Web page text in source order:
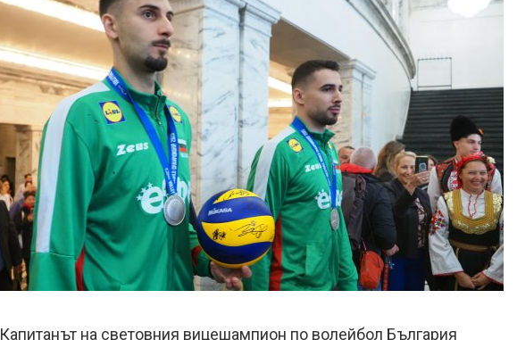
Капитанът на световния вицешампион по волейбол България